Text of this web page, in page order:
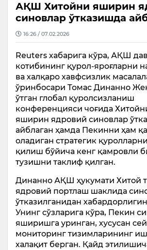
АҚШ Хитойни яширин
синовлар ўтказишда
16:26 / 07.02.2026
Reuters хабарига кўра, АҚШ
котибининг қурол-яроғларни
ва халқаро хавфсизлик
ўринбосари Томас Динанно
ўтган глобал қуролсизланиш
конференцияси чоғида
яширин ядровий синовлар
айблаган ҳамда Пекинни ҳам
оладиган стратегик
қилиш бўйича кенг қамровли
тузишни таклиф қилган.
Динанно АҚШ ҳукумати Хитой
ядровий портлаш шаклида
ўтказилганидан
Унинг сўзларига кўра, Пекин
яширишга уринган, хусусан
мониторинг тизимларининг
халақит берган. Қайд